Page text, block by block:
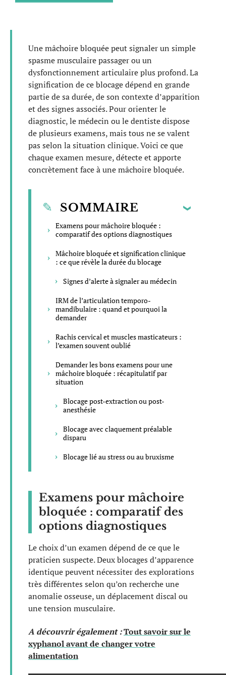
Une mâchoire bloquée peut signaler un simple
spasme musculaire passager ou un
dysfonctionnement articulaire plus profond. La
signification de ce blocage dépend en grande
partie de sa durée, de son contexte d’apparition
et des signes associés. Pour orienter le
diagnostic, le médecin ou le dentiste dispose
de plusieurs examens, mais tous ne se valent
pas selon la situation clinique. Voici ce que
chaque examen mesure, détecte et apporte
concrètement face à une mâchoire bloquée.
SOMMAIRE
Examens pour mâchoire bloquée :
comparatif des options diagnostiques
Mâchoire bloquée et signification clinique
: ce que révèle la durée du blocage
Signes d’alerte à signaler au médecin
IRM de l’articulation temporo-
mandibulaire : quand et pourquoi la
demander
Rachis cervical et muscles masticateurs :
l’examen souvent oublié
Demander les bons examens pour une
mâchoire bloquée : récapitulatif par
situation
Blocage post-extraction ou post-
anesthésie
Blocage avec claquement préalable
disparu
Blocage lié au stress ou au bruxisme
Examens pour mâchoire
bloquée : comparatif des
options diagnostiques
Le choix d’un examen dépend de ce que le
praticien suspecte. Deux blocages d’apparence
identique peuvent nécessiter des explorations
très différentes selon qu’on recherche une
anomalie osseuse, un déplacement discal ou
une tension musculaire.
A découvrir également :Tout savoir sur le
xyphanol avant de changer votre
alimentation